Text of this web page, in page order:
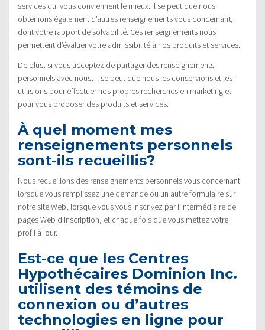
services qui vous conviennent le mieux. Il se peut que nous
obtenions également d’autres renseignements vous concernant,
dont votre rapport de solvabilité. Ces renseignements nous
permettent d’évaluer votre admissibilité à nos produits et services.
De plus, si vous acceptez de partager des renseignements
personnels avec nous, il se peut que nous les conservions et les
utilisions pour effectuer nos propres recherches en marketing et
pour vous proposer des produits et services.
À quel moment mes
renseignements personnels
sont-ils recueillis?
Nous recueillons des renseignements personnels vous concernant
lorsque vous remplissez une demande ou un autre formulaire sur
notre site Web, lorsque vous vous inscrivez par l’intermédiaire de
pages Web d’inscription, et chaque fois que vous mettez votre
profil à jour.
Est-ce que les Centres
Hypothécaires Dominion Inc.
utilisent des témoins de
connexion ou d’autres
technologies en ligne pour